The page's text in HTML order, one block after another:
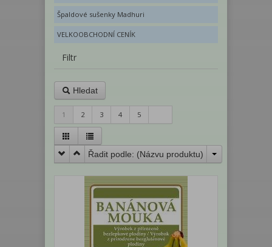
Špaldové sušenky Madhuri
VELKOOBCHODNÍ CENÍK
Filtr
Hledat
1 2 3 4 5
Řadit podle: (Názvu produktu)